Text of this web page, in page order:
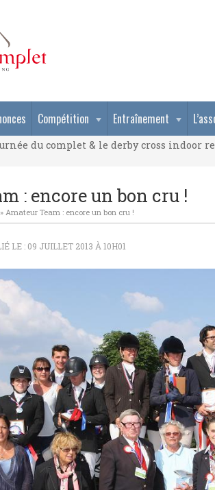
Compétition Entraînement
du complet & le derby cross indoor
du complet & le derby cross indoor
: encore un bon cru !
» Amateur Team : encore un bon cru !
LE : 09 JUILLET 2013 À 10H01